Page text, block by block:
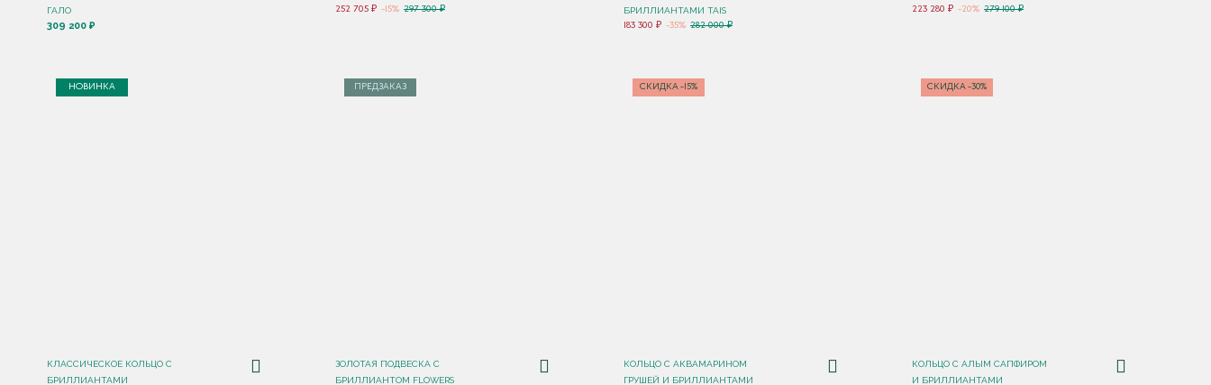
ГАЛО
309 200 ₽
252 705 ₽ -15% 297 300 ₽
БРИЛЛИАНТАМИ TAIS
183 300 ₽ -35% 282 000 ₽
223 280 ₽ -20% 279 100 ₽
НОВИНКА
КЛАССИЧЕСКОЕ КОЛЬЦО С
БРИЛЛИАНТАМИ
ПРЕДЗАКАЗ
ЗОЛОТАЯ ПОДВЕСКА С
БРИЛЛИАНТОМ FLOWERS
СКИДКА -15%
КОЛЬЦО С АКВАМАРИНОМ
ГРУШЕЙ И БРИЛЛИАНТАМИ
СКИДКА -30%
КОЛЬЦО С АЛЫМ САПФИРОМ
И БРИЛЛИАНТАМИ